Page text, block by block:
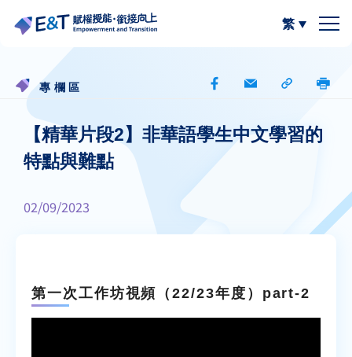
計劃內容
計劃成員
計劃活動與發展
關於比賽
2024-25
資源區
W.I.S.E【以寫帶讀】
寫作教學資源
繁
專欄區
【精華片段2】非華語學生中文學習的
特點與難點
02/09/2023
第一次工作坊視頻（22/23年度）part-2